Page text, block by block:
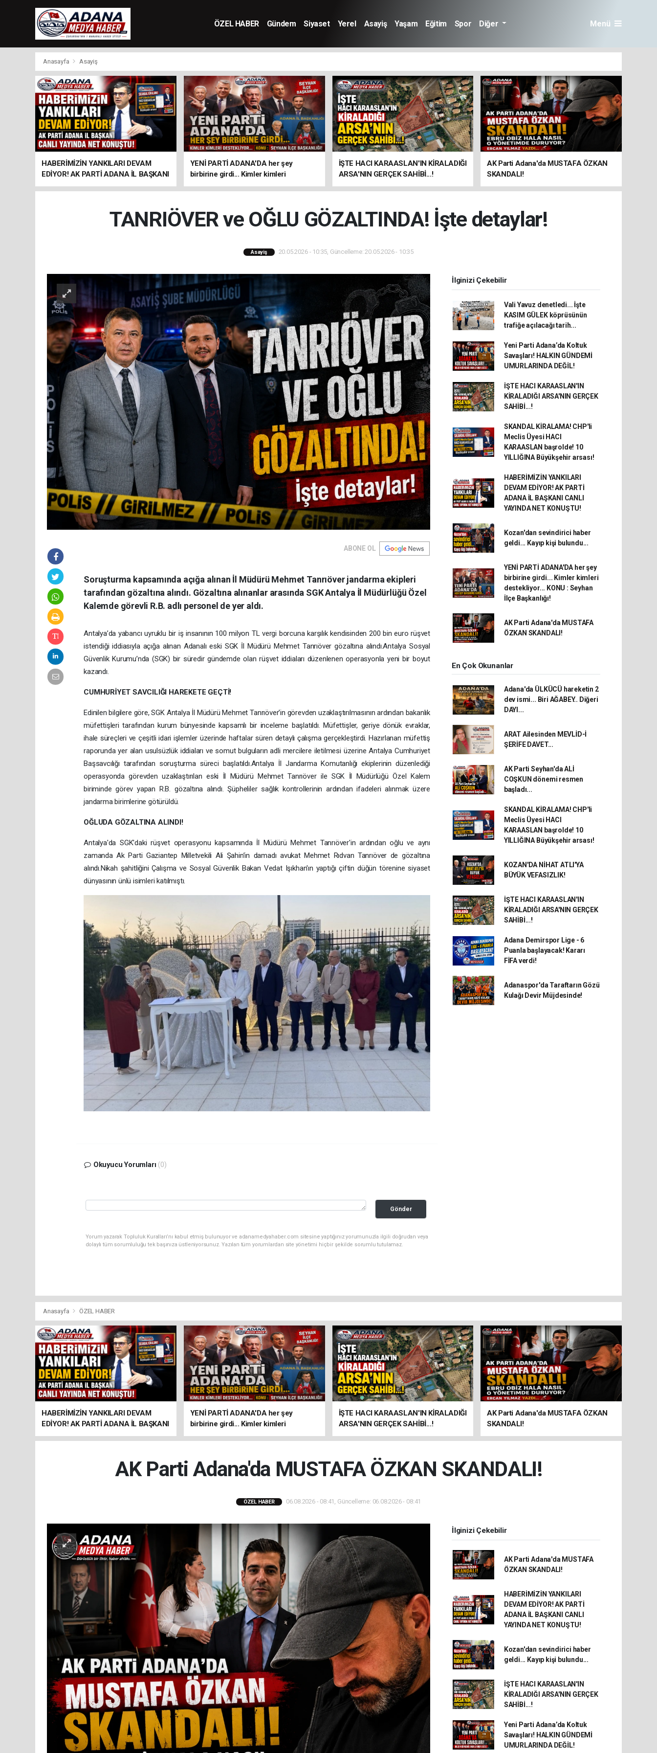
ÖZEL HABER Gündem Siyaset Yerel Asayiş Yaşam Eğitim Spor Diğer Menü
Anasayfa Asayiş
HABERİMİZİN YANKILARI DEVAM
EDİYOR! AK PARTİ ADANA İL BAŞKANI
CANLI YAYINDA NET KONUŞTU!
YENİ PARTİ ADANA'DA her şey
birbirine girdi... Kimler kimleri
destekliyor... KONU : Seyhan İlçe
İŞTE HACI KARAASLAN'IN KİRALADIĞI
ARSA'NIN GERÇEK SAHİBİ...!
AK Parti Adana'da MUSTAFA ÖZKAN
SKANDALI!
TANRIÖVER ve OĞLU GÖZALTINDA! İşte detaylar!
Asayiş 20.05.2026 - 10:35, Güncelleme: 20.05.2026 - 10:35
ABONE OL
Soruşturma kapsamında açığa alınan İl Müdürü Mehmet Tanrıöver jandarma ekipleri
tarafından gözaltına alındı. Gözaltına alınanlar arasında SGK Antalya İl Müdürlüğü Özel
Kalemde görevli R.B. adlı personel de yer aldı.
Antalya’da yabancı uyruklu bir iş insanının 100 milyon TL vergi borcuna karşılık kendisinden 200 bin euro rüşvet
istendiği iddiasıyla açığa alınan Adanalı eski SGK İl Müdürü Mehmet Tanrıöver gözaltına alındı.Antalya Sosyal
Güvenlik Kurumu’nda (SGK) bir süredir gündemde olan rüşvet iddiaları düzenlenen operasyonla yeni bir boyut
kazandı.
CUMHURİYET SAVCILIĞI HAREKETE GEÇTİ!
Edinilen bilgilere göre, SGK Antalya İl Müdürü Mehmet Tanrıöver’in görevden uzaklaştırılmasının ardından bakanlık
müfettişleri tarafından kurum bünyesinde kapsamlı bir inceleme başlatıldı. Müfettişler, geriye dönük evraklar,
ihale süreçleri ve çeşitli idari işlemler üzerinde haftalar süren detaylı çalışma gerçekleştirdi. Hazırlanan müfettiş
raporunda yer alan usulsüzlük iddiaları ve somut bulguların adli mercilere iletilmesi üzerine Antalya Cumhuriyet
Başsavcılığı tarafından soruşturma süreci başlatıldı.Antalya İl Jandarma Komutanlığı ekiplerinin düzenlediği
operasyonda görevden uzaklaştırılan eski İl Müdürü Mehmet Tanrıöver ile SGK İl Müdürlüğü Özel Kalem
biriminde görev yapan R.B. gözaltına alındı. Şüpheliler sağlık kontrollerinin ardından ifadeleri alınmak üzere
jandarma birimlerine götürüldü.
OĞLUDA GÖZALTINA ALINDI!
Antalya'da SGK'daki rüşvet operasyonu kapsamında İl Müdürü Mehmet Tanrıöver'in ardından oğlu ve aynı
zamanda Ak Parti Gaziantep Milletvekili Ali Şahin’in damadı avukat Mehmet Rıdvan Tanrıöver de gözaltına
alındı.Nikah şahitliğini Çalışma ve Sosyal Güvenlik Bakan Vedat Işıkhan'ın yaptığı çiftin düğün törenine siyaset
dünyasının ünlü isimleri katılmıştı.
Okuyucu Yorumları (0)
Gönder
Yorum yazarak Topluluk Kuralları’nı kabul etmiş bulunuyor ve adanamedyahaber.com sitesine yaptığınız yorumunuzla ilgili doğrudan veya
dolaylı tüm sorumluluğu tek başınıza üstleniyorsunuz. Yazılan tüm yorumlardan site yönetimi hiçbir şekilde sorumlu tutulamaz.
İlginizi Çekebilir
Vali Yavuz denetledi... İşte
KASIM GÜLEK köprüsünün
trafiğe açılacağı tarih...
Yeni Parti Adana’da Koltuk
Savaşları! HALKIN GÜNDEMİ
UMURLARINDA DEĞİL!
İŞTE HACI KARAASLAN'IN
KİRALADIĞI ARSA'NIN GERÇEK
SAHİBİ...!
SKANDAL KİRALAMA! CHP'li
Meclis Üyesi HACI
KARAASLAN başrolde! 10
YILLIĞINA Büyükşehir arsası!
HABERİMİZİN YANKILARI
DEVAM EDİYOR! AK PARTİ
ADANA İL BAŞKANI CANLI
YAYINDA NET KONUŞTU!
Kozan'dan sevindirici haber
geldi... Kayıp kişi bulundu...
YENİ PARTİ ADANA'DA her şey
birbirine girdi... Kimler kimleri
destekliyor... KONU : Seyhan
İlçe Başkanlığı!
AK Parti Adana'da MUSTAFA
ÖZKAN SKANDALI!
En Çok Okunanlar
Adana'da ÜLKÜCÜ hareketin 2
dev ismi... Biri AĞABEY.. Diğeri
DAYI...
ARAT Ailesinden MEVLİD-İ
ŞERİFE DAVET...
AK Parti Seyhan'da ALİ
COŞKUN dönemi resmen
başladı...
SKANDAL KİRALAMA! CHP'li
Meclis Üyesi HACI
KARAASLAN başrolde! 10
YILLIĞINA Büyükşehir arsası!
KOZAN'DA NİHAT ATLI'YA
BÜYÜK VEFASIZLIK!
İŞTE HACI KARAASLAN'IN
KİRALADIĞI ARSA'NIN GERÇEK
SAHİBİ...!
Adana Demirspor Lige - 6
Puanla başlayacak! Kararı
FİFA verdi!
Adanaspor'da Taraftarın Gözü
Kulağı Devir Müjdesinde!
Anasayfa ÖZEL HABER
HABERİMİZİN YANKILARI DEVAM
EDİYOR! AK PARTİ ADANA İL BAŞKANI
CANLI YAYINDA NET KONUŞTU!
YENİ PARTİ ADANA'DA her şey
birbirine girdi... Kimler kimleri
destekliyor... KONU : Seyhan İlçe
İŞTE HACI KARAASLAN'IN KİRALADIĞI
ARSA'NIN GERÇEK SAHİBİ...!
AK Parti Adana'da MUSTAFA ÖZKAN
SKANDALI!
AK Parti Adana'da MUSTAFA ÖZKAN SKANDALI!
ÖZEL HABER 06.08.2026 - 08:41, Güncelleme: 06.08.2026 - 08:41
İlginizi Çekebilir
AK Parti Adana'da MUSTAFA
ÖZKAN SKANDALI!
HABERİMİZİN YANKILARI
DEVAM EDİYOR! AK PARTİ
ADANA İL BAŞKANI CANLI
YAYINDA NET KONUŞTU!
Kozan'dan sevindirici haber
geldi... Kayıp kişi bulundu...
İŞTE HACI KARAASLAN'IN
KİRALADIĞI ARSA'NIN GERÇEK
SAHİBİ...!
Yeni Parti Adana’da Koltuk
Savaşları! HALKIN GÜNDEMİ
UMURLARINDA DEĞİL!